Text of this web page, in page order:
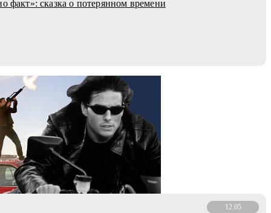
факт»: сказка о потерянном времени
12.05